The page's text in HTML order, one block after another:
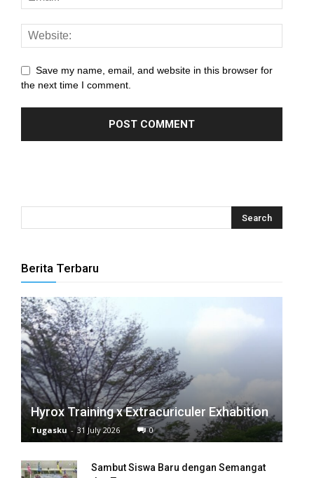
Save my name, email, and website in this browser for
the next time I comment.
Berita Terbaru
Hyrox Training x Extracuriculer Exhabition
Tugasku - 31 July 2026 0
Sambut Siswa Baru dengan Semangat